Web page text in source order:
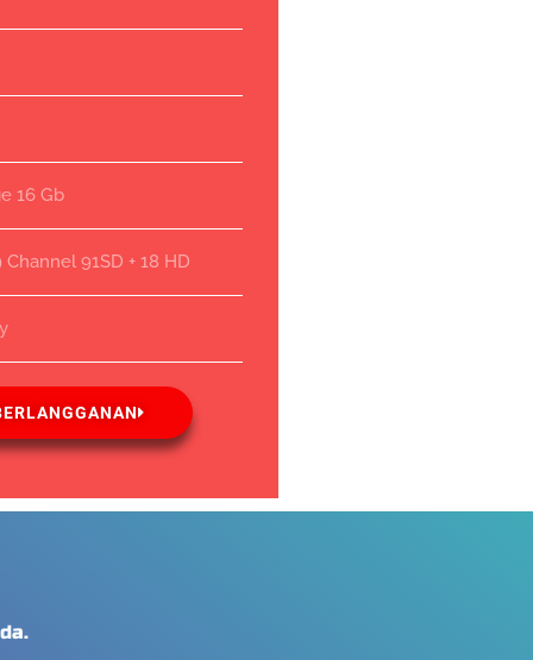
16 Gb
91SD + 18 HD